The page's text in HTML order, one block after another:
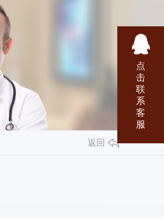
返回
点
击
联
系
客
服